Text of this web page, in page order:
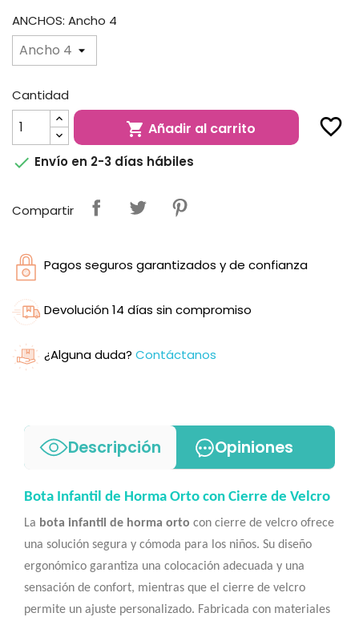
ANCHOS: Ancho 4
Cantidad
 Añadir al carrito favorite_border
 Envío en 2-3 días hábiles
Compartir
Pagos seguros garantizados y de confianza
Devolución 14 días sin compromiso
¿Alguna duda? Contáctanos
Descripción Opiniones
Bota Infantil de Horma Orto con Cierre de Velcro
La bota infantil de horma orto con cierre de velcro ofrece
una solución segura y cómoda para los niños. Su diseño
ergonómico garantiza una colocación adecuada y una
sensación de confort, mientras que el cierre de velcro
permite un ajuste personalizado. Fabricada con materiales